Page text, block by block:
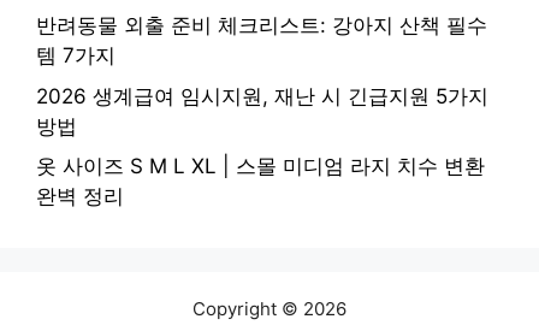
반려동물 외출 준비 체크리스트: 강아지 산책 필수
템 7가지
2026 생계급여 임시지원, 재난 시 긴급지원 5가지
방법
옷 사이즈 S M L XL | 스몰 미디엄 라지 치수 변환
완벽 정리
Copyright © 2026